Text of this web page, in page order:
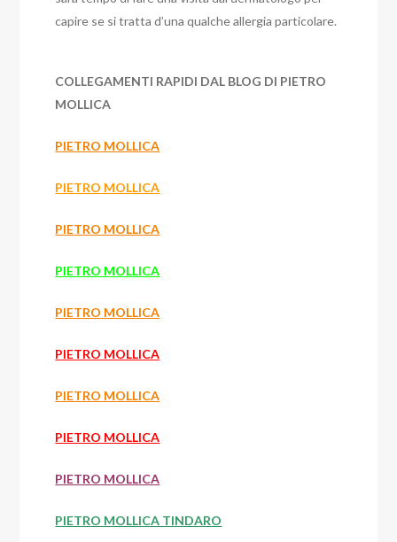
capire se si tratta d’una qualche allergia particolare.
COLLEGAMENTI RAPIDI DAL BLOG DI PIETRO
MOLLICA
PIETRO MOLLICA
PIETRO MOLLICA
PIETRO MOLLICA
PIETRO MOLLICA
PIETRO MOLLICA
PIETRO MOLLICA
PIETRO MOLLICA
PIETRO MOLLICA
PIETRO MOLLICA
PIETRO MOLLICA TINDARO